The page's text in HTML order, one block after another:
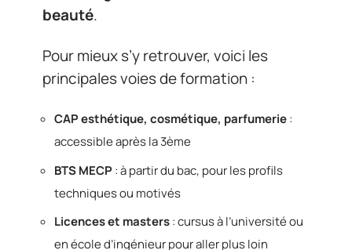
beauté.
Pour mieux s’y retrouver, voici les
principales voies de formation :
CAP esthétique, cosmétique, parfumerie:
accessible après la 3ème
BTS MECP : à partir du bac, pour les profils
techniques ou motivés
Licences et masters: cursus à l’université ou
en école d’ingénieur pour aller plus loin